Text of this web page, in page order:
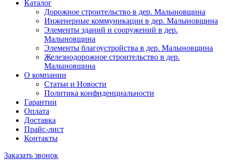
Каталог
Дорожное строительство в дер. Малыновщина
Инженерные коммуникации в дер. Малыновщина
Элементы зданий и сооружений в дер.
Малыновщина
Элементы благоустройства в дер. Малыновщина
Железнодорожное строительство в дер.
Малыновщина
О компании
Статьи и Новости
Политика конфиденциальности
Гарантии
Оплата
Доставка
Прайс-лист
Контакты
Заказать звонок